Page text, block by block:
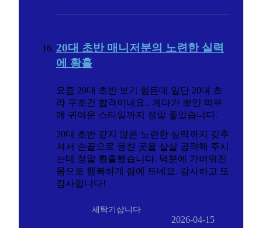
20대 초반 매니저분의 노련한 실력
에 황홀
요즘 20대 초반 보기 힘든데 일단 20대 초
라 무조건 합격이네요.. 게다가 뽀얀 피부
에 귀여운 스타일까지 정말 좋았습니다.
20대 초반 같지 않은 노련한 실력까지 갖추
셔서 손끝으로 뭉친 곳을 살살 공략해 주시
는데 정말 황홀했습니다. 덕분에 가벼워진
몸으로 행복하게 잠에 드네요. 감사하고 또
감사합니다!
세탁기삽니다
2026-04-15